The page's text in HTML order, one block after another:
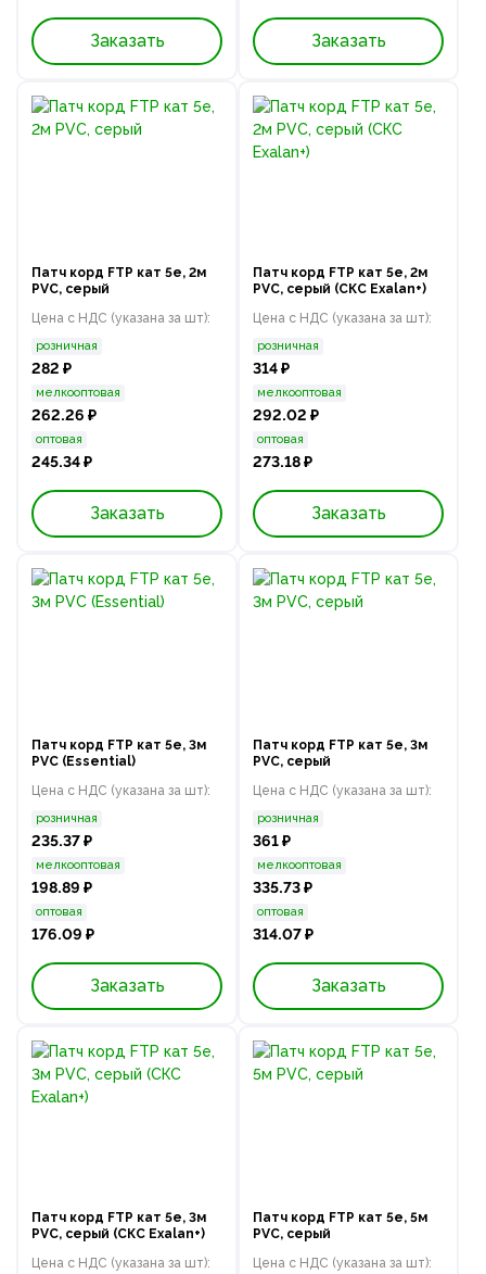
Заказать Заказать
Патч корд FTP кат 5e, 2м
PVC, серый
Цена с НДС (указана за шт):
розничная
282 ₽
мелкооптовая
262.26 ₽
оптовая
245.34 ₽
Заказать
Патч корд FTP кат 5e, 2м
PVC, серый (СКС Exalan+)
Цена с НДС (указана за шт):
розничная
314 ₽
мелкооптовая
292.02 ₽
оптовая
273.18 ₽
Заказать
Патч корд FTP кат 5e, 3м
PVC (Essential)
Цена с НДС (указана за шт):
розничная
235.37 ₽
мелкооптовая
198.89 ₽
оптовая
176.09 ₽
Заказать
Патч корд FTP кат 5e, 3м
PVC, серый
Цена с НДС (указана за шт):
розничная
361 ₽
мелкооптовая
335.73 ₽
оптовая
314.07 ₽
Заказать
Патч корд FTP кат 5e, 3м
PVC, серый (СКС Exalan+)
Цена с НДС (указана за шт):
Патч корд FTP кат 5e, 5м
PVC, серый
Цена с НДС (указана за шт):